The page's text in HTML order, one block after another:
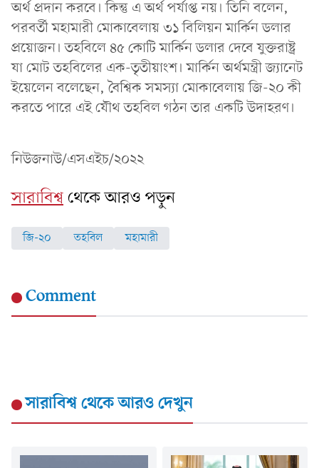
অর্থ প্রদান করবে। কিন্তু এ অর্থ পর্যাপ্ত নয়। তিনি বলেন,
পরবর্তী মহামারী মোকাবেলায় ৩১ বিলিয়ন মার্কিন ডলার
প্রয়োজন। তহবিলে ৪৫ কোটি মার্কিন ডলার দেবে যুক্তরাষ্ট্র
যা মোট তহবিলের এক-তৃতীয়াংশ। মার্কিন অর্থমন্ত্রী জ্যানেট
ইয়েলেন বলেছেন, বৈশ্বিক সমস্যা মোকাবেলায় জি-২০ কী
করতে পারে এই যৌথ তহবিল গঠন তার একটি উদাহরণ।
নিউজনাউ/এসএইচ/২০২২
সারাবিশ্বথেকে আরও পড়ুন
জি-২০ তহবিল মহামারী
Comment
সারাবিশ্বথেকে আরও দেখুন